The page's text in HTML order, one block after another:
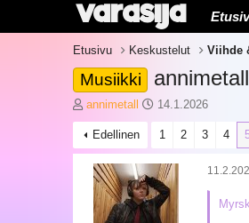
Etusivu Keskustelut Viihde
Musiikki
K
e
s
k
annimetall
A
l
o
i
t
u
s
p
14.1.2026
Edellinen 1 2 3 4